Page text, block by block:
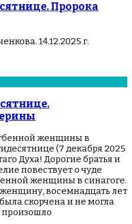
Пророка
14.12.2025 г.
женщины в
(7 декабря 2025
Духа! Дорогие братья и
повествует о чуде
женщины в синагоге.
восемнадцать лет
скорчена и не могла
произошло